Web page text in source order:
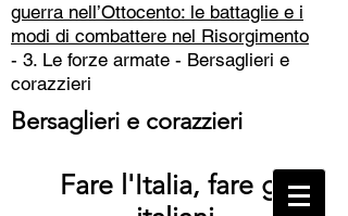
guerra nell’Ottocento: le battaglie e i
modi di combattere nel Risorgimento
- 3. Le forze armate - Bersaglieri e
corazzieri
Bersaglieri e corazzieri
Fare l'Italia, fare gli